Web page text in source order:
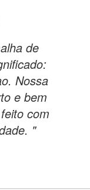
de
Nossa
e bem
com
"